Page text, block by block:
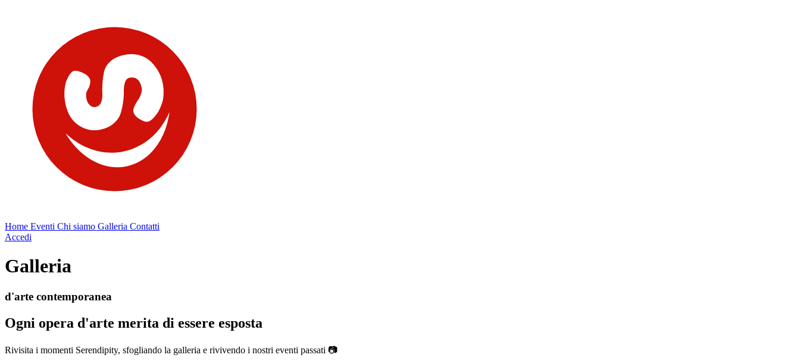
Home Eventi Chi siamo Galleria Contatti
Accedi
Galleria
d'arte contemporanea
Ogni opera d'arte merita di essere esposta
Rivisita i momenti Serendipity, sfogliando la galleria e rivivendo i nostri eventi passati 📷